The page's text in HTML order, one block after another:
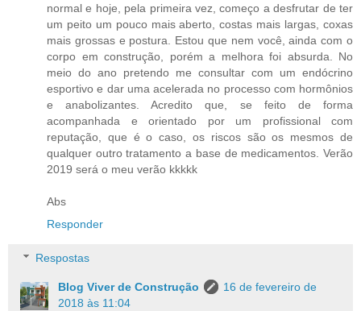
normal e hoje, pela primeira vez, começo a desfrutar de ter
um peito um pouco mais aberto, costas mais largas, coxas
mais grossas e postura. Estou que nem você, ainda com o
corpo em construção, porém a melhora foi absurda. No
meio do ano pretendo me consultar com um endócrino
esportivo e dar uma acelerada no processo com hormônios
e anabolizantes. Acredito que, se feito de forma
acompanhada e orientado por um profissional com
reputação, que é o caso, os riscos são os mesmos de
qualquer outro tratamento a base de medicamentos. Verão
2019 será o meu verão kkkkk
Abs
Responder
Respostas
Blog Viver de Construção
16 de fevereiro de
2018 às 11:04